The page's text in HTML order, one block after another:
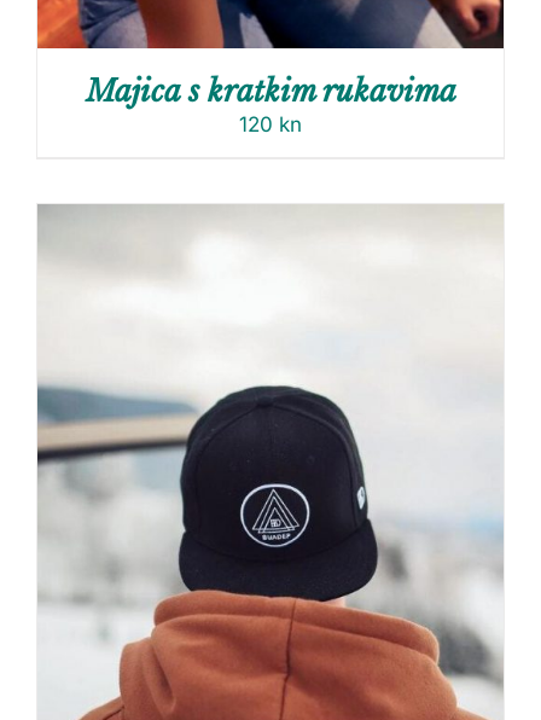
Majica s kratkim rukavima
120 kn